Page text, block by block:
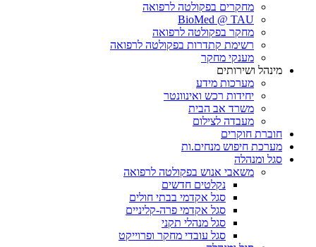
מחקרים בפקולטה לרפואה
BioMed @ TAU
מחקר בפקולטה לרפואה
רשימת קתדרות בפקולטה לרפואה
מענקי מחקר
מינהל ושירותים
מערכות מידע
יחידות רכש ואינוונטר
משרד אב הבית
מעבדה לצילום
חוברת חוקרים
מערכת חיפוש מנחים.ות
סגל ומנהלה
משאבי אנוש בפקולטה לרפואה
נקלטים חדשים
סגל אקדמי בבתי חולים
סגל אקדמי פרה-קליניים
סגל מנהלי תקני
סגל עובדי מחקר ופרוייקט